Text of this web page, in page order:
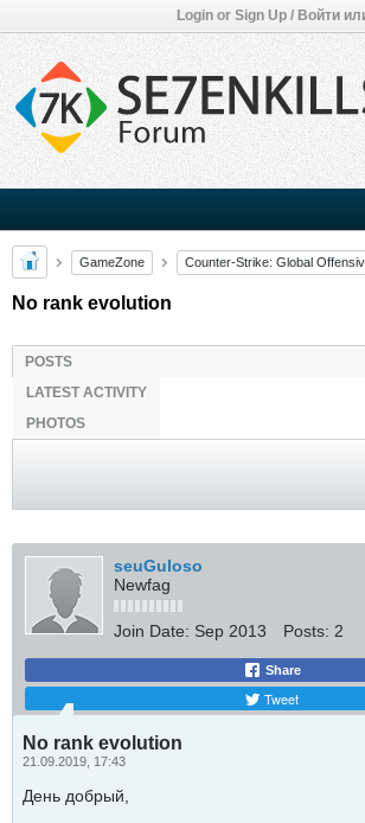
Login or Sign Up / Войти
GameZone Counter-Strike: Global
No rank evolution
POSTS
LATEST ACTIVITY
PHOTOS
seuGuloso
Newfag
Join Date: Sep 2013 Posts: 2
Share
Tweet
No rank evolution
21.09.2019, 17:43
День добрый,